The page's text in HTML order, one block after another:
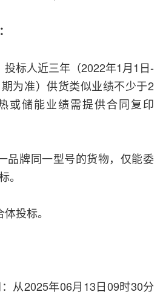
标人近三年（2022年1月1日-
为准）供货类似业绩不少于2
或储能业绩需提供合同复印
品牌同一型号的货物，仅能委
。
投标。
从2025年06月13日09时30分